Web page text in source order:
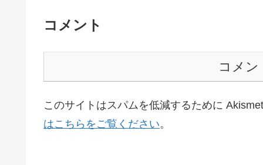
コメント
コメン
このサイトはスパムを低減するために
はこちらをご覧ください。